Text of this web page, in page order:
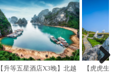
【升等五星酒店X3晚】北越
【虎虎生